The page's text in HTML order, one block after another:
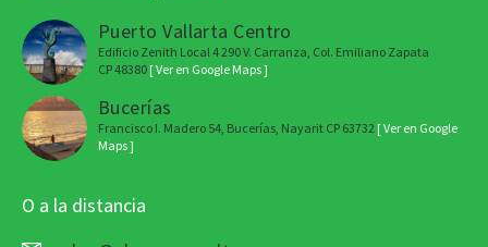
Puerto Vallarta Centro
Edificio Zenith Local 4 290 V. Carranza, Col. Emiliano Zapata
CP 48380 [ Ver en Google Maps ]
Bucerías
Francisco I. Madero 54, Bucerías, Nayarit CP 63732 [ Ver en Google
Maps ]
O a la distancia